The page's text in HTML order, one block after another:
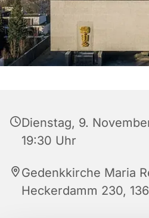
Dienstag, 9.
19:30 Uhr
Gedenkkirche Maria
Heckerdamm 230,